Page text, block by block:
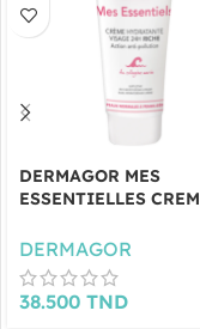
DERMAGOR MES
ESSENTIELLES
DERMAGOR
38.500 TND